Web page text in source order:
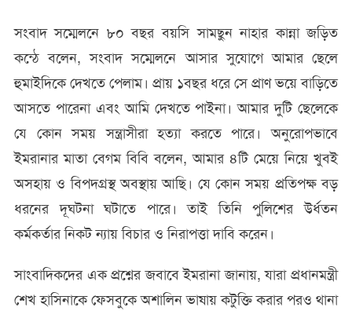
সংবাদ সম্মেলনে ৮০ বছর বয়সি সামছুন নাহার কান্না জড়িত
কন্ঠে বলেন, সংবাদ সম্মেলনে আসার সুযোগে আমার ছেলে
হুমাইদিকে দেখতে পেলাম। প্রায় ১বছর ধরে সে প্রাণ ভয়ে বাড়িতে
আসতে পারেনা এবং আমি দেখতে পাইনা। আমার দুটি ছেলেকে
যে কোন সময় সন্ত্রাসীরা হত্যা করতে পারে। অনুরোপভাবে
ইমরানার মাতা বেগম বিবি বলেন, আমার ৪টি মেয়ে নিয়ে খুবই
অসহায় ও বিপদগ্রস্থ অবস্থায় আছি। যে কোন সময় প্রতিপক্ষ বড়
ধরনের দূঘটনা ঘটাতে পারে। তাই তিনি পুলিশের উর্ধতন
কর্মকর্তার নিকট ন্যায় বিচার ও নিরাপত্তা দাবি করেন।
সাংবাদিকদের এক প্রশ্নের জবাবে ইমরানা জানায়, যারা প্রধানমন্ত্রী
শেখ হাসিনাকে ফেসবুকে অশালিন ভাষায় কটুক্তি করার পরও থানা